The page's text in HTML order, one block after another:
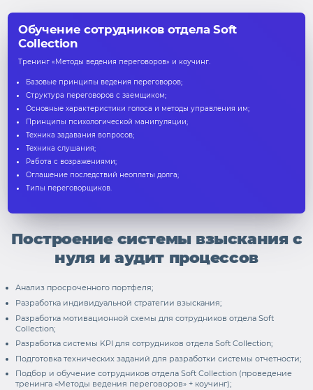
Обучение сотрудников отдела Soft
Collection
Тренинг «Методы ведения переговоров» и коучинг.
Базовые принципы ведения переговоров;
Структура переговоров с заемщиком;
Основные характеристики голоса и методы управления им;
Принципы психологической манипуляции;
Техника задавания вопросов;
Техника слушания;
Работа с возражениями;
Оглашение последствий неоплаты долга;
Типы переговорщиков.
Построение системы взыскания с
нуля и аудит процессов
Анализ просроченного портфеля;
Разработка индивидуальной стратегии взыскания;
Разработка мотивационной схемы для сотрудников отдела Soft
Collection;
Разработка системы KPI для сотрудников отдела Soft Collection;
Подготовка технических заданий для разработки системы отчетности;
Подбор и обучение сотрудников отдела Soft Collection (проведение
тренинга «Методы ведения переговоров» + коучинг);